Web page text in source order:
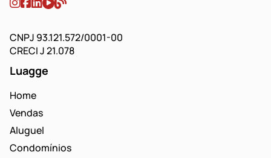
CNPJ 93.121.572/0001-00
CRECI J 21.078
Luagge
Home
Vendas
Aluguel
Condomínios